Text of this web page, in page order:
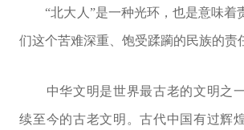
“北大人”是一种光环，也是意味着
们这个苦难深重、饱受蹂躏的民族的责
中华文明是世界最古老的文明之
续至今的古老文明。古代中国有过辉